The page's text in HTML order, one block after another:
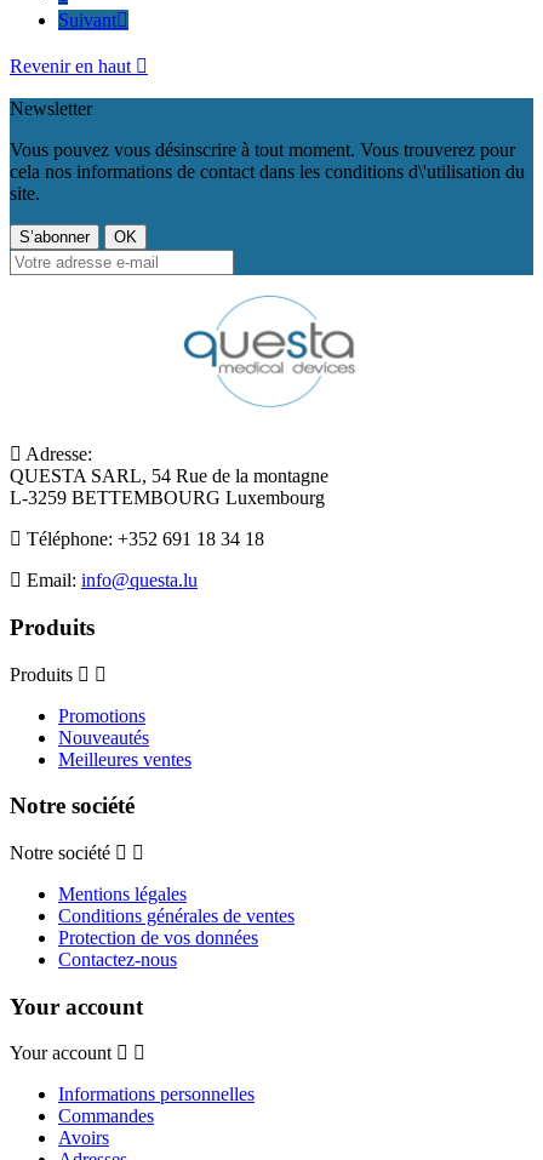
Suivant
Revenir en haut 
Newsletter
Vous pouvez vous désinscrire à tout moment. Vous trouverez pour
cela nos informations de contact dans les conditions d\'utilisation du
site.
Adresse:
QUESTA SARL, 54 Rue de la montagne
L-3259 BETTEMBOURG Luxembourg
Téléphone: +352 691 18 34 18
Email: info@questa.lu
Produits
Produits
Promotions
Nouveautés
Meilleures ventes
Notre société
Notre société
Mentions légales
Conditions générales de ventes
Protection de vos données
Contactez-nous
Your account
Your account
Informations personnelles
Commandes
Avoirs